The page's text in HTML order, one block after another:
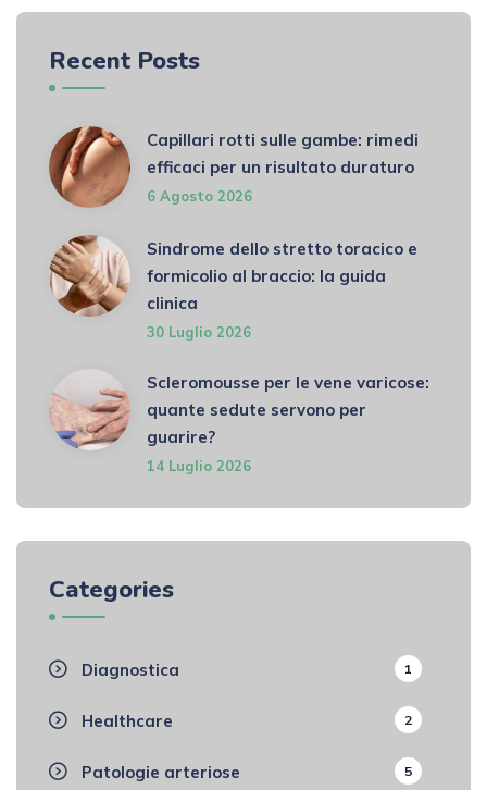
Recent Posts
Capillari rotti sulle gambe: rimedi
efficaci per un risultato duraturo
6 Agosto 2026
Sindrome dello stretto toracico e
formicolio al braccio: la guida
clinica
30 Luglio 2026
Scleromousse per le vene varicose:
quante sedute servono per
guarire?
14 Luglio 2026
Categories
Diagnostica 1
Healthcare 2
Patologie arteriose 5